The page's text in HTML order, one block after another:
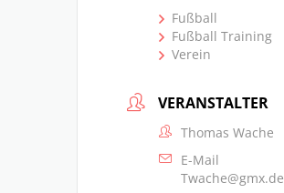
Fußball
Fußball Training
Verein
VERANSTALTER
Thomas Wache
E-Mail
Twache@gmx.de